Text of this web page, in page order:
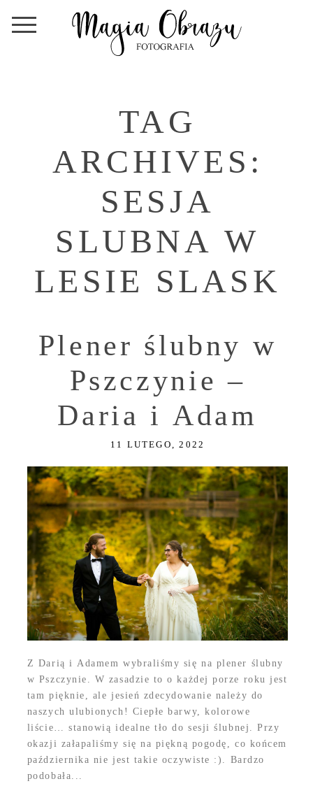
TAG
ARCHIVES:
SESJA
SLUBNA W
LESIE SLASK
Plener ślubny w
Pszczynie –
Daria i Adam
11 LUTEGO, 2022
Z Darią i Adamem wybraliśmy się na plener ślubny
w Pszczynie. W zasadzie to o każdej porze roku jest
tam pięknie, ale jesień zdecydowanie należy do
naszych ulubionych! Ciepłe barwy, kolorowe
liście… stanowią idealne tło do sesji ślubnej. Przy
okazji załapaliśmy się na piękną pogodę, co końcem
października nie jest takie oczywiste :). Bardzo
podobała...